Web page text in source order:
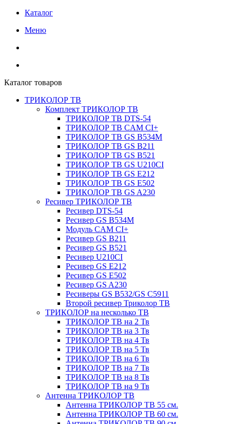
Каталог
Меню
Каталог товаров
ТРИКОЛОР ТВ
Комплект ТРИКОЛОР ТВ
ТРИКОЛОР ТВ DTS-54
ТРИКОЛОР ТВ CAM CI+
ТРИКОЛОР ТВ GS B534M
ТРИКОЛОР ТВ GS B211
ТРИКОЛОР ТВ GS B521
ТРИКОЛОР ТВ GS U210CI
ТРИКОЛОР ТВ GS E212
ТРИКОЛОР ТВ GS E502
ТРИКОЛОР ТВ GS A230
Ресивер ТРИКОЛОР ТВ
Ресивер DTS-54
Ресивер GS B534M
Модуль CAM CI+
Ресивер GS B211
Ресивер GS B521
Ресивер U210CI
Ресивер GS E212
Ресивер GS E502
Ресивер GS A230
Ресиверы GS B532/GS C5911
Второй ресивер Триколор ТВ
ТРИКОЛОР на несколько ТВ
ТРИКОЛОР ТВ на 2 Тв
ТРИКОЛОР ТВ на 3 Тв
ТРИКОЛОР ТВ на 4 Тв
ТРИКОЛОР ТВ на 5 Тв
ТРИКОЛОР ТВ на 6 Тв
ТРИКОЛОР ТВ на 7 Тв
ТРИКОЛОР ТВ на 8 Тв
ТРИКОЛОР ТВ на 9 Тв
Антенна ТРИКОЛОР ТВ
Антенна ТРИКОЛОР ТВ 55 см.
Антенна ТРИКОЛОР ТВ 60 см.